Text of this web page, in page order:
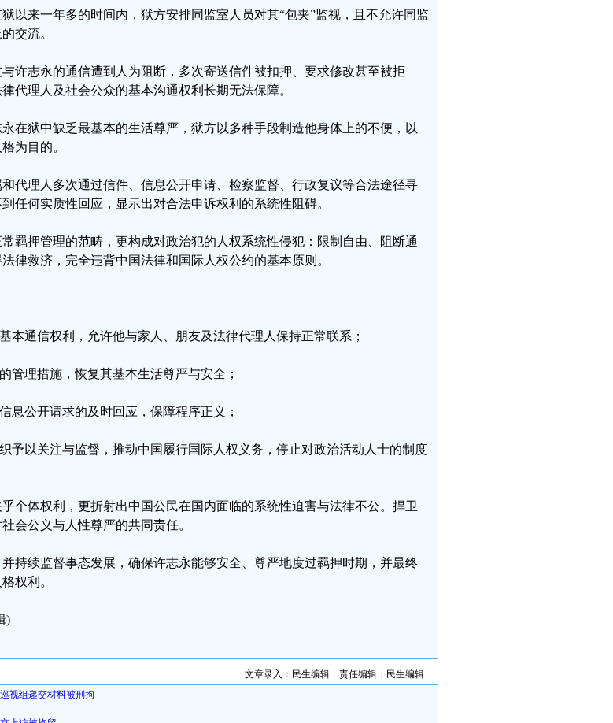
以来一年多的时间内，狱方安排同监室人员对其“包夹”监视，且不允许同监
交流。
许志永的通信遭到人为阻断，多次寄送信件被扣押、要求修改甚至被拒
代理人及社会公众的基本沟通权利长期无法保障。
在狱中缺乏最基本的生活尊严，狱方以多种手段制造他身体上的不便，以
为目的。
代理人多次通过信件、信息公开申请、检察监督、行政复议等合法途径寻
任何实质性回应，显示出对合法申诉权利的系统性阻碍。
羁押管理的范畴，更构成对政治犯的人权系统性侵犯：限制自由、阻断通
律救济，完全违背中国法律和国际人权公约的基本原则。
本通信权利，允许他与家人、朋友及法律代理人保持正常联系；
管理措施，恢复其基本生活尊严与安全；
息公开请求的及时回应，保障程序正义；
予以关注与监督，推动中国履行国际人权义务，停止对政治活动人士的制度
个体权利，更折射出中国公民在国内面临的系统性迫害与法律不公。捍卫
会公义与人性尊严的共同责任。
持续监督事态发展，确保许志永能够安全、尊严地度过羁押时期，并最终
权利。
)
文章录入：民生编辑 责任编辑：民生编辑
视组递交材料被刑拘